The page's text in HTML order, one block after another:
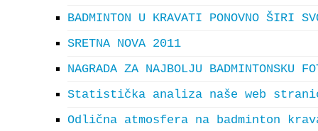
BADMINTON U KRAVATI PONOVNO ŠIRI
SRETNA NOVA 2011
NAGRADA ZA NAJBOLJU BADMINTONSKU
Statistička analiza naše web
Odlična atmosfera na badminton